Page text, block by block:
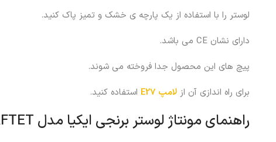
لوستر را با استفاده از یک پارچه ی خشک و تمیز پاک کنید.
دارای نشان CE می باشد.
پیچ های این محصول جدا فروخته می شوند.
برای راه اندازی آن از لامپ E27 استفاده کنید.
راهنمای مونتاژ لوستر برنجی ایکیا مدل SKAFTET